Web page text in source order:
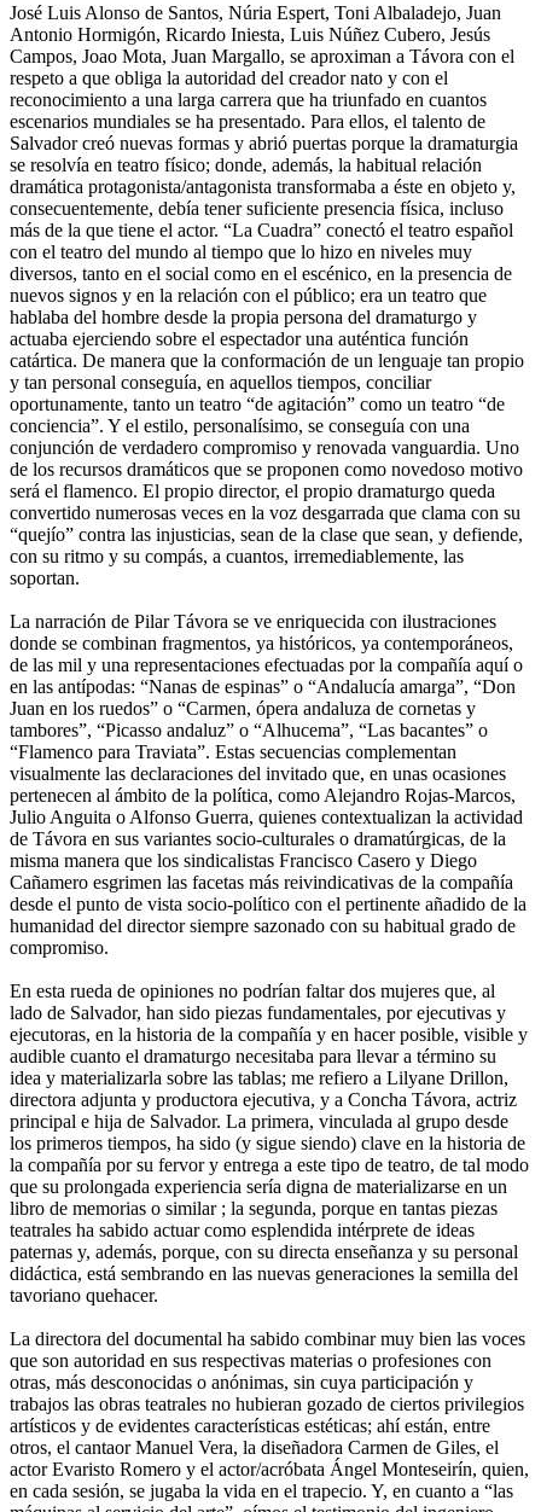
José Luis Alonso de Santos, Núria Espert, Toni Albaladejo, Juan
Antonio Hormigón, Ricardo Iniesta, Luis Núñez Cubero, Jesús
Campos, Joao Mota, Juan Margallo, se aproximan a Távora con el
respeto a que obliga la autoridad del creador nato y con el
reconocimiento a una larga carrera que ha triunfado en cuantos
escenarios mundiales se ha presentado. Para ellos, el talento de
Salvador creó nuevas formas y abrió puertas porque la dramaturgia
se resolvía en teatro físico; donde, además, la habitual relación
dramática protagonista/antagonista transformaba a éste en objeto y,
consecuentemente, debía tener suficiente presencia física, incluso
más de la que tiene el actor. “La Cuadra” conectó el teatro español
con el teatro del mundo al tiempo que lo hizo en niveles muy
diversos, tanto en el social como en el escénico, en la presencia de
nuevos signos y en la relación con el público; era un teatro que
hablaba del hombre desde la propia persona del dramaturgo y
actuaba ejerciendo sobre el espectador una auténtica función
catártica. De manera que la conformación de un lenguaje tan propio
y tan personal conseguía, en aquellos tiempos, conciliar
oportunamente, tanto un teatro “de agitación” como un teatro “de
conciencia”. Y el estilo, personalísimo, se conseguía con una
conjunción de verdadero compromiso y renovada vanguardia. Uno
de los recursos dramáticos que se proponen como novedoso motivo
será el flamenco. El propio director, el propio dramaturgo queda
convertido numerosas veces en la voz desgarrada que clama con su
“quejío” contra las injusticias, sean de la clase que sean, y defiende,
con su ritmo y su compás, a cuantos, irremediablemente, las
soportan.
La narración de Pilar Távora se ve enriquecida con ilustraciones
donde se combinan fragmentos, ya históricos, ya contemporáneos,
de las mil y una representaciones efectuadas por la compañía aquí o
en las antípodas: “Nanas de espinas” o “Andalucía amarga”, “Don
Juan en los ruedos” o “Carmen, ópera andaluza de cornetas y
tambores”, “Picasso andaluz” o “Alhucema”, “Las bacantes” o
“Flamenco para Traviata”. Estas secuencias complementan
visualmente las declaraciones del invitado que, en unas ocasiones
pertenecen al ámbito de la política, como Alejandro Rojas-Marcos,
Julio Anguita o Alfonso Guerra, quienes contextualizan la actividad
de Távora en sus variantes socio-culturales o dramatúrgicas, de la
misma manera que los sindicalistas Francisco Casero y Diego
Cañamero esgrimen las facetas más reivindicativas de la compañía
desde el punto de vista socio-político con el pertinente añadido de la
humanidad del director siempre sazonado con su habitual grado de
compromiso.
En esta rueda de opiniones no podrían faltar dos mujeres que, al
lado de Salvador, han sido piezas fundamentales, por ejecutivas y
ejecutoras, en la historia de la compañía y en hacer posible, visible y
audible cuanto el dramaturgo necesitaba para llevar a término su
idea y materializarla sobre las tablas; me refiero a Lilyane Drillon,
directora adjunta y productora ejecutiva, y a Concha Távora, actriz
principal e hija de Salvador. La primera, vinculada al grupo desde
los primeros tiempos, ha sido (y sigue siendo) clave en la historia de
la compañía por su fervor y entrega a este tipo de teatro, de tal modo
que su prolongada experiencia sería digna de materializarse en un
libro de memorias o similar ; la segunda, porque en tantas piezas
teatrales ha sabido actuar como esplendida intérprete de ideas
paternas y, además, porque, con su directa enseñanza y su personal
didáctica, está sembrando en las nuevas generaciones la semilla del
tavoriano quehacer.
La directora del documental ha sabido combinar muy bien las voces
que son autoridad en sus respectivas materias o profesiones con
otras, más desconocidas o anónimas, sin cuya participación y
trabajos las obras teatrales no hubieran gozado de ciertos privilegios
artísticos y de evidentes características estéticas; ahí están, entre
otros, el cantaor Manuel Vera, la diseñadora Carmen de Giles, el
actor Evaristo Romero y el actor/acróbata Ángel Monteseirín, quien,
en cada sesión, se jugaba la vida en el trapecio. Y, en cuanto a “las